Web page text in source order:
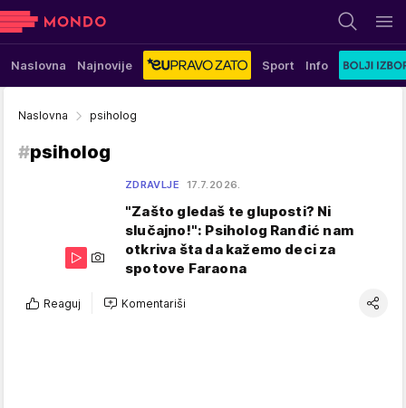
Naslovna Najnovije Sport Info
Naslovna psiholog
#psiholog
ZDRAVLJE 17.7.2026.
"Zašto gledaš te gluposti? Ni
slučajno!": Psiholog Ranđić nam
otkriva šta da kažemo deci za
spotove Faraona
Reaguj Komentariši